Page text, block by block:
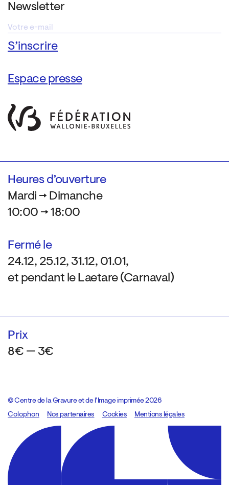
Newsletter
Espace presse
Heures d’ouverture
Mardi → Dimanche
10:00 → 18:00
Fermé le
24.12, 25.12, 31.12, 01.01,
et pendant le Laetare (Carnaval)
Prix
8€ — 3€
© Centre de la Gravure et de l’Image imprimée 2026
Colophon
Design:Marcel Kaczmarek, code:8080.studio
Nos partenaires Cookies Mentions légales